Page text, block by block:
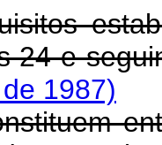
24 e
1987)